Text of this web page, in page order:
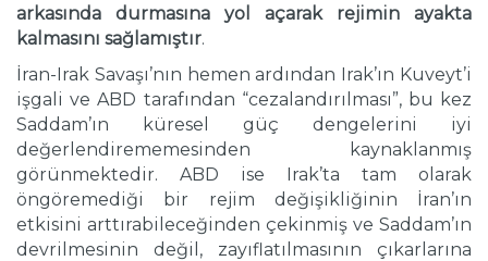
arkasında durmasına yol açarak rejimin ayakta
kalmasını sağlamıştır.
İran-Irak Savaşı’nın hemen ardından Irak’ın Kuveyt’i
işgali ve ABD tarafından “cezalandırılması”, bu kez
Saddam’ın küresel güç dengelerini iyi
değerlendirememesinden kaynaklanmış
görünmektedir. ABD ise Irak’ta tam olarak
öngöremediği bir rejim değişikliğinin İran’ın
etkisini arttırabileceğinden çekinmiş ve Saddam’ın
devrilmesinin değil, zayıflatılmasının çıkarlarına